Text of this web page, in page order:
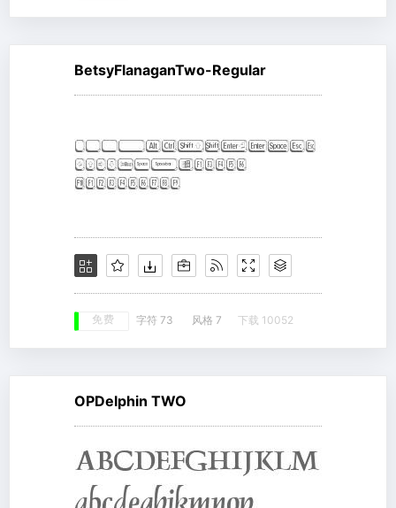
BetsyFlanaganTwo-Regular
免费 字符 73 风格 7 下载 10052
OPDelphin TWO